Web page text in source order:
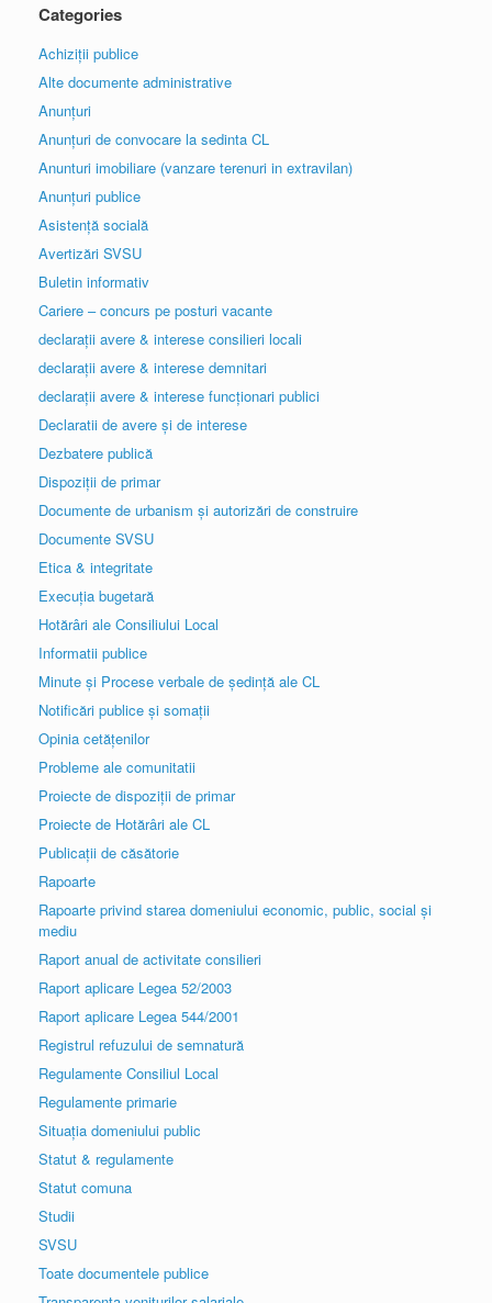
Categories
Achiziții publice
Alte documente administrative
Anunțuri
Anunțuri de convocare la sedinta CL
Anunturi imobiliare (vanzare terenuri in extravilan)
Anunțuri publice
Asistență socială
Avertizări SVSU
Buletin informativ
Cariere – concurs pe posturi vacante
declarații avere & interese consilieri locali
declarații avere & interese demnitari
declarații avere & interese funcționari publici
Declaratii de avere și de interese
Dezbatere publică
Dispoziții de primar
Documente de urbanism și autorizări de construire
Documente SVSU
Etica & integritate
Execuția bugetară
Hotărâri ale Consiliului Local
Informatii publice
Minute și Procese verbale de ședință ale CL
Notificări publice și somații
Opinia cetățenilor
Probleme ale comunitatii
Proiecte de dispoziții de primar
Proiecte de Hotărâri ale CL
Publicații de căsătorie
Rapoarte
Rapoarte privind starea domeniului economic, public, social și
mediu
Raport anual de activitate consilieri
Raport aplicare Legea 52/2003
Raport aplicare Legea 544/2001
Registrul refuzului de semnatură
Regulamente Consiliul Local
Regulamente primarie
Situația domeniului public
Statut & regulamente
Statut comuna
Studii
SVSU
Toate documentele publice